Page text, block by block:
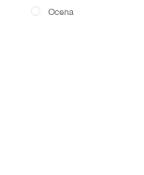
Ocena